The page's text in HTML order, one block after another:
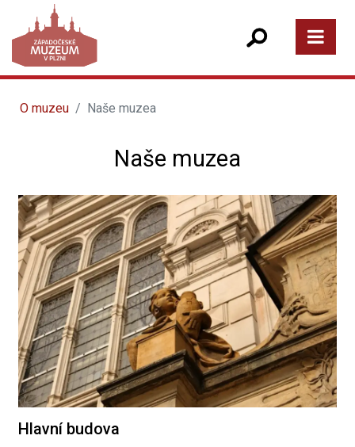
O muzeu Naše muzea
Naše muzea
Hlavní budova